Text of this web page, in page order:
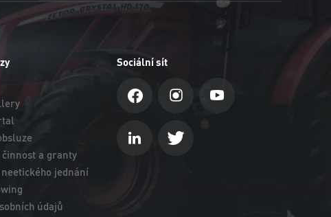
činnost a granty
jednání
údajů
Sociální sít